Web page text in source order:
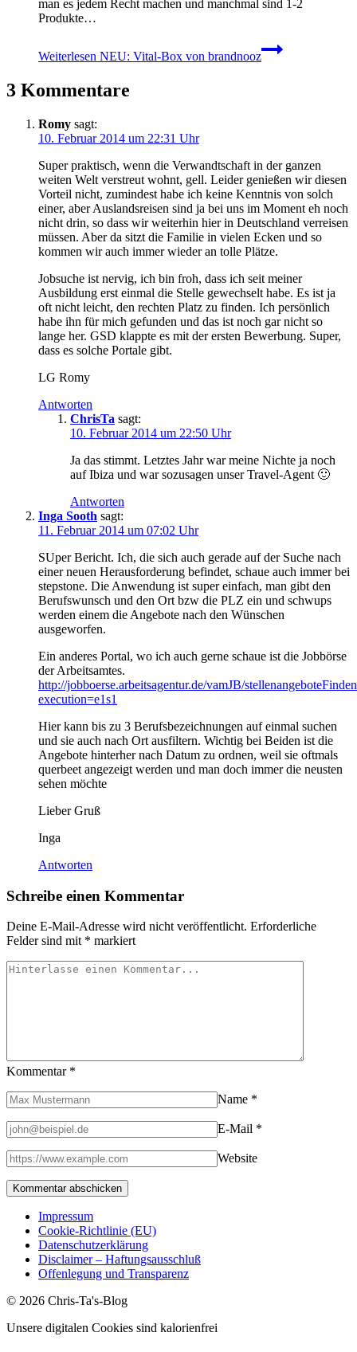
man es jedem Recht machen und manchmal sind 1-2
Produkte…
Weiterlesen NEU: Vital-Box von brandnooz
3 Kommentare
Romy sagt:
10. Februar 2014 um 22:31 Uhr
Super praktisch, wenn die Verwandtschaft in der ganzen
weiten Welt verstreut wohnt, gell. Leider genießen wir diesen
Vorteil nicht, zumindest habe ich keine Kenntnis von solch
einer, aber Auslandsreisen sind ja bei uns im Moment eh noch
nicht drin, so dass wir weiterhin hier in Deutschland verreisen
müssen. Aber da sitzt die Familie in vielen Ecken und so
kommen wir auch immer wieder an tolle Plätze.
Jobsuche ist nervig, ich bin froh, dass ich seit meiner
Ausbildung erst einmal die Stelle gewechselt habe. Es ist ja
oft nicht leicht, den rechten Platz zu finden. Ich persönlich
habe ihn für mich gefunden und das ist noch gar nicht so
lange her. GSD klappte es mit der ersten Bewerbung. Super,
dass es solche Portale gibt.
LG Romy
Antworten
ChrisTa sagt:
10. Februar 2014 um 22:50 Uhr
Ja das stimmt. Letztes Jahr war meine Nichte ja noch
auf Ibiza und war sozusagen unser Travel-Agent 🙂
Antworten
Inga Sooth sagt:
11. Februar 2014 um 07:02 Uhr
SUper Bericht. Ich, die sich auch gerade auf der Suche nach
einer neuen Herausforderung befindet, schaue auch immer bei
stepstone. Die Anwendung ist super einfach, man gibt den
Berufswunsch und den Ort bzw die PLZ ein und schwups
werden einem die Angebote nach den Wünschen
ausgeworfen.
Ein anderes Portal, wo ich auch gerne schaue ist die Jobbörse
der Arbeitsamtes.
http://jobboerse.arbeitsagentur.de/vamJB/
execution=e1s1
Hier kann bis zu 3 Berufsbezeichnungen auf einmal suchen
und sie auch nach Ort ausfiltern. Wichtig bei Beiden ist die
Angebote hinterher nach Datum zu ordnen, weil sie oftmals
querbeet angezeigt werden und man doch immer die neusten
sehen möchte
Lieber Gruß
Inga
Antworten
Schreibe einen Kommentar
Deine E-Mail-Adresse wird nicht veröffentlicht. Erforderliche
Felder sind mit * markiert
Kommentar *
Name *
E-Mail *
Website
Impressum
Cookie-Richtlinie (EU)
Datenschutzerklärung
Disclaimer – Haftungsausschluß
Offenlegung und Transparenz
© 2026 Chris-Ta's-Blog
Unsere digitalen Cookies sind kalorienfrei